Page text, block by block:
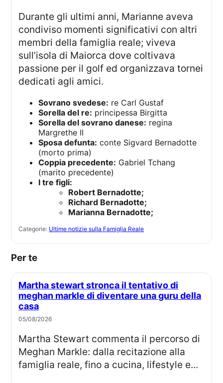
Durante gli ultimi anni, Marianne aveva
condiviso momenti significativi con altri
membri della famiglia reale; viveva
sull’isola di Maiorca dove coltivava
passione per il golf ed organizzava tornei
dedicati agli amici.
Sovrano svedese: re Carl Gustaf
Sorella del re: principessa Birgitta
Sorella del sovrano danese: regina
Margrethe II
Sposa defunta: conte Sigvard Bernadotte
(morto prima)
Coppia precedente: Gabriel Tchang
(marito precedente)
I tre figli:
Robert Bernadotte;
Richard Bernadotte;
Marianna Bernadotte;
Categorie: Ultime notizie sulla Famiglia Reale
Per te
Martha stewart stronca il tentativo di
meghan markle di diventare una guru della
casa
05/08/2026
Martha Stewart commenta il percorso di
Meghan Markle: dalla recitazione alla
famiglia reale, fino a cucina, lifestyle e...